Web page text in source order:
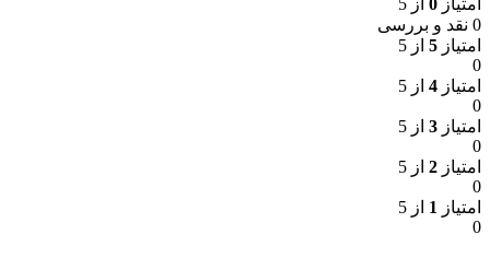
0 نقد و بررسی
امتیاز 5 از 5
0
امتیاز 4 از 5
0
امتیاز 3 از 5
0
امتیاز 2 از 5
0
امتیاز 1 از 5
0